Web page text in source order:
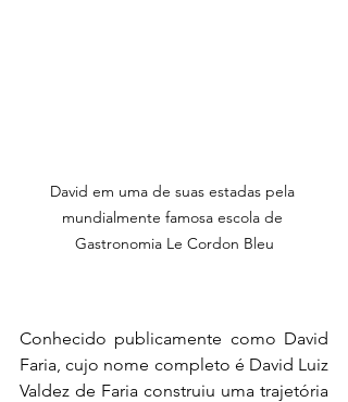
David em uma de suas estadas pela
mundialmente famosa escola de
Gastronomia Le Cordon Bleu
Conhecido publicamente como David
Faria, cujo nome completo é David Luiz
Valdez de Faria construiu uma trajetória